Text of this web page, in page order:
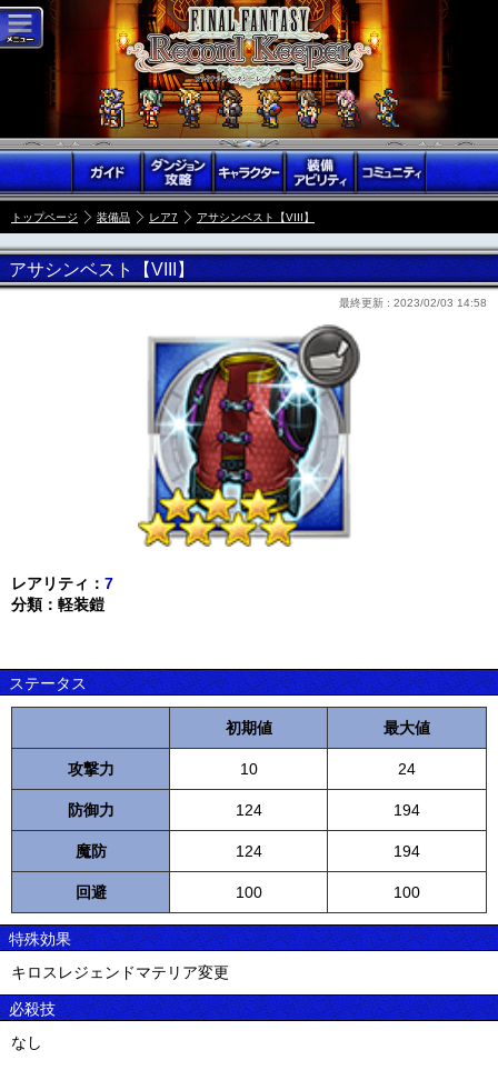
トップページ 装備品 レア7 アサシンベスト【VIII】
アサシンベスト【VIII】
最終更新 : 2023/02/03 14:58
レアリティ： 7
分類：軽装鎧
ステータス
初期値 最大値
攻撃力 10 24
防御力 124 194
魔防 124 194
回避 100 100
特殊効果
キロスレジェンドマテリア変更
必殺技
なし